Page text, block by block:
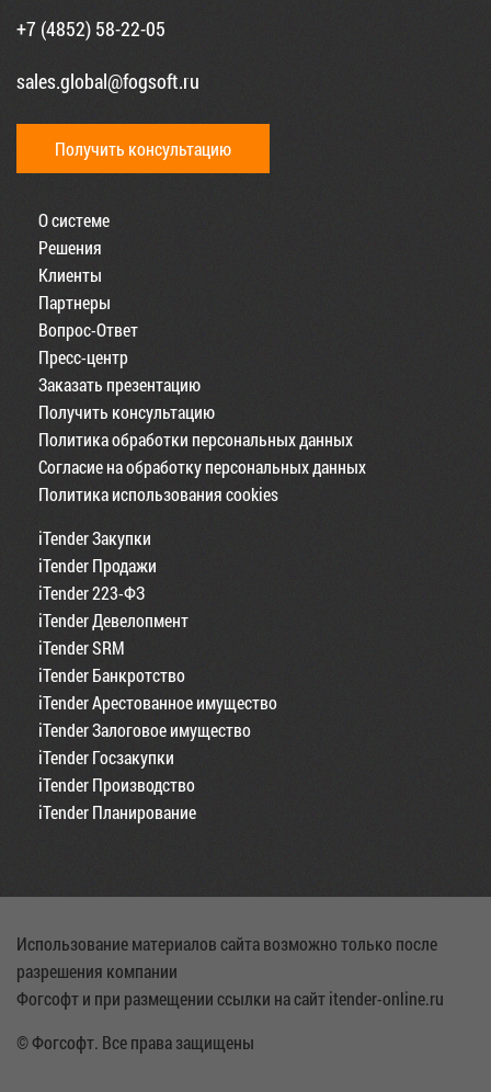
+7 (4852) 58-22-05
sales.global@fogsoft.ru
Получить консультацию
О системе
Решения
Клиенты
Партнеры
Вопрос-Ответ
Пресс-центр
Заказать презентацию
Получить консультацию
Политика обработки персональных данных
Согласие на обработку персональных данных
Политика использования cookies
iTender Закупки
iTender Продажи
iTender 223-ФЗ
iTender Девелопмент
iTender SRM
iTender Банкротство
iTender Арестованное имущество
iTender Залоговое имущество
iTender Госзакупки
iTender Производство
iTender Планирование
Использование материалов сайта возможно только после
разрешения компании
Фогсофт и при размещении ссылки на сайт itender-online.ru
© Фогсофт. Все права защищены